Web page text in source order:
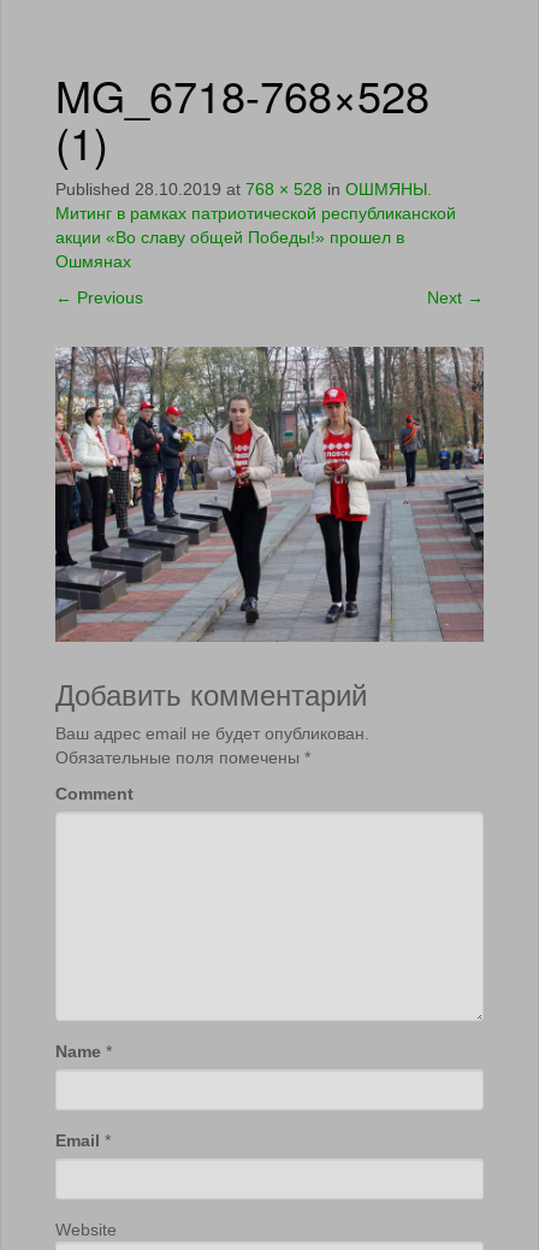
MG_6718-768×528
(1)
Published 28.10.2019 at 768 × 528 in ОШМЯНЫ.
Митинг в рамках патриотической республиканской
акции «Во славу общей Победы!» прошел в
Ошмянах
← Previous Next →
Добавить комментарий
Ваш адрес email не будет опубликован.
Обязательные поля помечены *
Comment
Name *
Email *
Website